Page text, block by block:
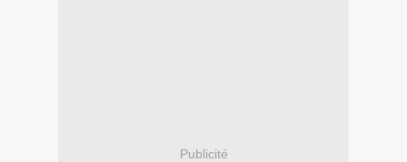
Publicité